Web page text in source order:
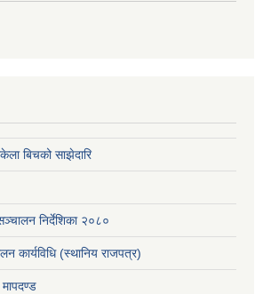
बिचको साझेदारि
निर्देशिका २०८०
कार्यविधि (स्थानिय राजपत्र)